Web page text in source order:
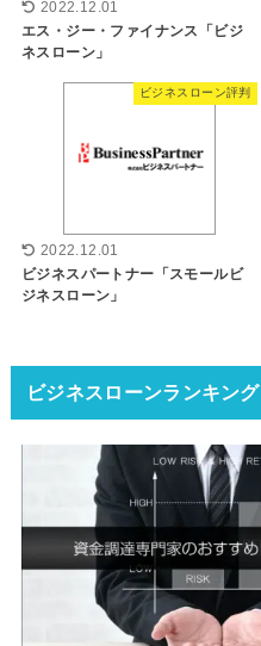
2022.12.01
エス・ジー・ファイナンス「ビジ
ネスローン」
ビジネスローン評判
2022.12.01
ビジネスパートナー「スモールビ
ジネスローン」
ビジネスローンランキング